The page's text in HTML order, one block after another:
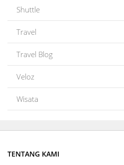
Shuttle
Travel
Travel Blog
Veloz
Wisata
TENTANG KAMI